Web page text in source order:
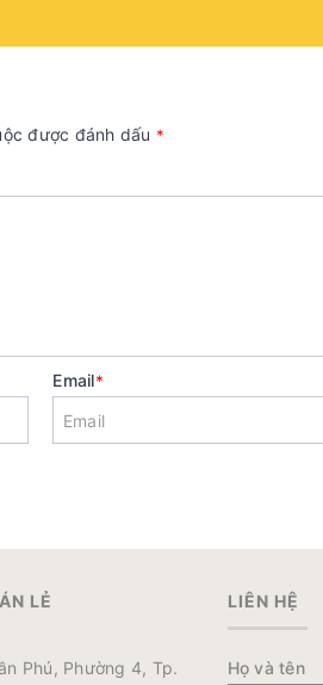
được đánh dấu *
Email*
LẺ
Phú, Phường 4, Tp.
LIÊN HỆ
Họ và tên